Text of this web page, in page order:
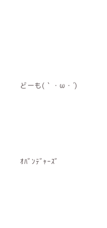
どーも(｀・ω・´)
ｵﾊﾞﾝﾃﾞｬｰｽﾞ